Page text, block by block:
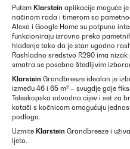
Putem Klarstein aplikacije moguće
načinom rada i timerom sa
Alexa i Google Home su potpuno
funkcioniraju izravno preko
hlađenje tako da je stan ugodno
Rashladno sredstvo R290 ima
smatra se posebno štedljivim
Klarstein Grandbreeze idealan je
između 46 i 65 m² – svugdje gdje
Teleskopska odvodna cijev i set za
kotači s kočnicom omogućuju
podloga.
Uzmite Klarstein Grandbreeze i
ljeto.